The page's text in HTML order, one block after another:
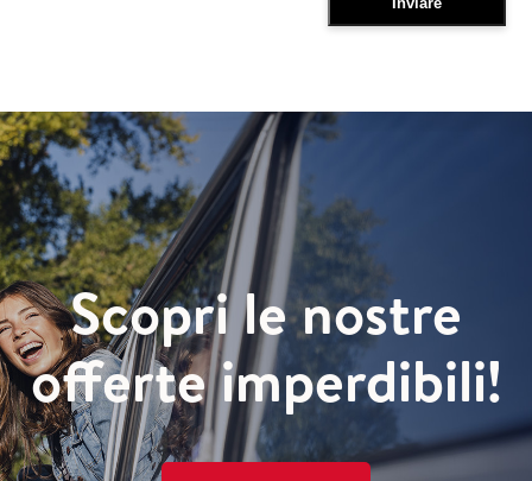
Scopri le nostre
offerte imperdibili!